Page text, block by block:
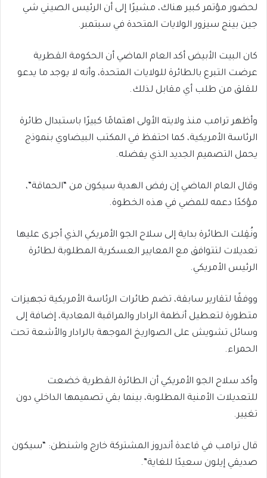
لحضور مؤتمر كبير هناك، مشيرًا إلى أن الرئيس الصيني شي
جين بينج سيزور الولايات المتحدة في سبتمبر.
كان البيت الأبيض أكد العام الماضي أن الحكومة القطرية
عرضت التبرع بالطائرة للولايات المتحدة، وأنه لا يوجد ما يدعو
للقلق من طلب أي مقابل لذلك.
وأظهر ترامب منذ ولايته الأولى اهتمامًا كبيرًا باستبدال طائرة
الرئاسة الأمريكية، كما احتفظ في المكتب البيضاوي بنموذج
يحمل التصميم الجديد الذي يفضله.
وقال العام الماضي إن رفض الهدية سيكون من “الحماقة”،
مؤكدًا دعمه للمضي في هذه الخطوة.
ونُقِلت الطائرة بداية إلى سلاح الجو الأمريكي الذي أجرى عليها
تعديلات لتتوافق مع المعايير العسكرية المطلوبة لطائرة
الرئيس الأمريكي.
ووفقًا لتقارير سابقة، تضم طائرات الرئاسة الأمريكية تجهيزات
متطورة لتعطيل أنظمة الرادار والمراقبة المعادية، إضافة إلى
وسائل تشويش على الصواريخ الموجهة بالرادار والأشعة تحت
الحمراء.
وأكد سلاح الجو الأمريكي أن الطائرة القطرية خضعت
للتعديلات الأمنية المطلوبة، بينما بقي تصميمها الداخلي دون
تغيير.
قال ترامب في قاعدة أندروز المشتركة خارج واشنطن: “سيكون
صديقي إيلون سعيدًا للغاية”.